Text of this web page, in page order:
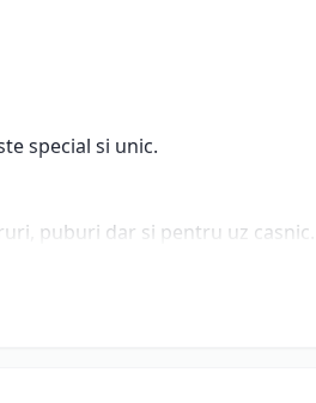
special si unic.
puburi dar si pentru uz casnic.